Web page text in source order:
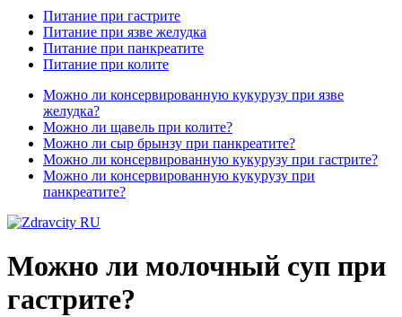
Питание при гастрите
Питание при язве желудка
Питание при панкреатите
Питание при колите
Можно ли консервированную кукурузу при язве
желудка?
Можно ли щавель при колите?
Можно ли сыр брынзу при панкреатите?
Можно ли консервированную кукурузу при гастрите?
Можно ли консервированную кукурузу при
панкреатите?
Можно ли молочный суп при
гастрите?